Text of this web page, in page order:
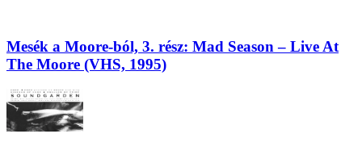
Mesék a Moore-ból, 3. rész: Mad Season – Live At
The Moore (VHS, 1995)